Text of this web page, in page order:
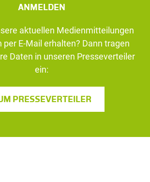
ANMELDEN
aktuellen Medienmitteilungen
E-Mail erhalten? Dann tragen
Daten in unseren Presseverteiler
ein:
PRESSEVERTEILER